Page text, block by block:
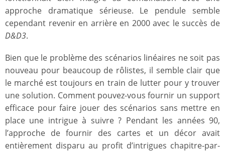
approche dramatique sérieuse. Le pendule semble
cependant revenir en arrière en 2000 avec le succès de
D&D3.
Bien que le problème des scénarios linéaires ne soit pas
nouveau pour beaucoup de rôlistes, il semble clair que
le marché est toujours en train de lutter pour y trouver
une solution. Comment pouvez-vous fournir un support
efficace pour faire jouer des scénarios sans mettre en
place une intrigue à suivre ? Pendant les années 90,
l’approche de fournir des cartes et un décor avait
entièrement disparu au profit d’intrigues chapitre-par-